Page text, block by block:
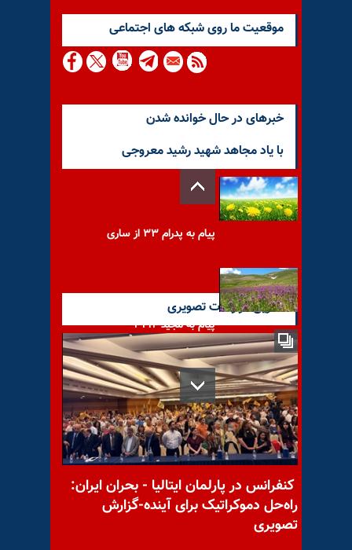
موقعيت ما روى شبكه هاى اجتماعى
خبرهای در حال خوانده شدن
با یاد مجاهد شهید رشید معروجی
پیام به پدرام ۳۳ از ساری
پیام به مجید ۳۱۹۴
پیام به علی آذربایجان
ملاقات هیأت پارلمانی ایتالیا به
آخرین گزارشات تصویری
کنفرانس در پارلمان ایتالیا - بحران ایران:
راه‌حل دموکراتیک برای آینده-گزارش
تصویری